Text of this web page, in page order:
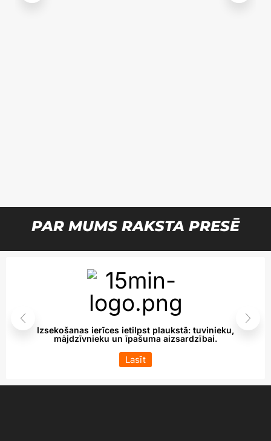
PAR MUMS RAKSTA PRESĒ
Izsekošanas ierīces ietilpst plaukstā: tuvinieku,
mājdzīvnieku un īpašuma aizsardzībai.
Lasīt